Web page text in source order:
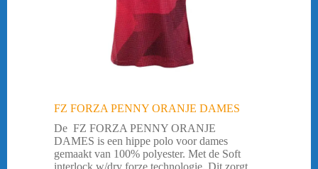
FZ FORZA PENNY ORANJE DAMES
De FZ FORZA PENNY ORANJE
DAMES is een hippe polo voor dames
gemaakt van 100% polyester. Met de Soft
interlock w/dry forze technologie. Dit zorgt